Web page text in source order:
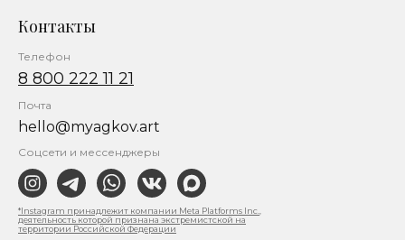
Контакты
Телефон
Соцсети и мессенджеры
hello@myagkov.art
Почта
8 800 222 11 21
*Instagram принадлежит компании Meta Platforms Inc.,
деятельность которой признана экстремистской на
территории Российской Федерации